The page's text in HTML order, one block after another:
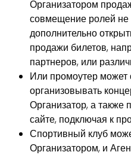
Организатором
совмещение ролей
дополнительно
продажи билетов,
партнеров, или
Или промоутер
организовывать
Организатор, а также
сайте, подключая к
Спортивный клуб
Организатором, и